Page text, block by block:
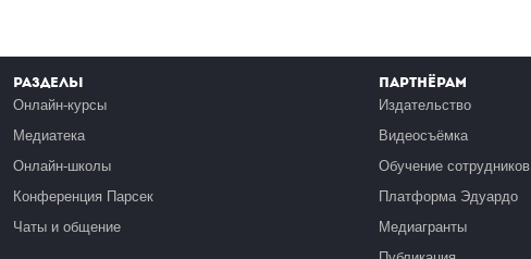
Разделы
Онлайн-курсы
Медиатека
Онлайн-школы
Конференция Парсек
Чаты и общение
Партнёрам
Издательство
Видеосъёмка
Обучение сотрудников
Платформа Эдуардо
Медиагранты